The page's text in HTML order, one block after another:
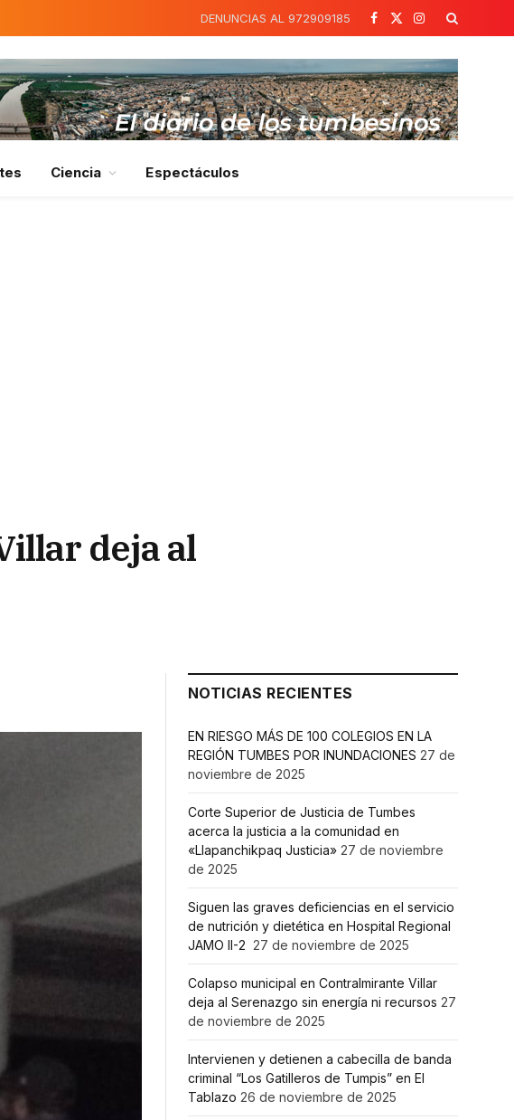
DENUNCIAS AL 972909185
Facebook
X
Instagram
Ciencia Espectáculos
deja al
NOTICIAS RECIENTES
EN RIESGO MÁS DE 100 COLEGIOS EN LA
REGIÓN TUMBES POR INUNDACIONES 27 de
noviembre de 2025
Corte Superior de Justicia de Tumbes
acerca la justicia a la comunidad en
«Llapanchikpaq Justicia» 27 de noviembre
de 2025
Siguen las graves deficiencias en el servicio
de nutrición y dietética en Hospital Regional
JAMO II-2 27 de noviembre de 2025
Colapso municipal en Contralmirante Villar
deja al Serenazgo sin energía ni recursos 27
de noviembre de 2025
Intervienen y detienen a cabecilla de banda
criminal “Los Gatilleros de Tumpis” en El
Tablazo 26 de noviembre de 2025